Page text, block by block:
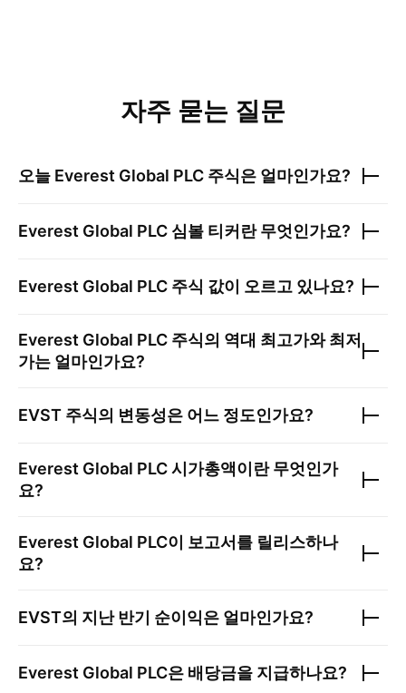
자주 묻는 질문
오늘 Everest Global PLC 주식은 얼마인가요?
Everest Global PLC 심볼 티커란 무엇인가요?
Everest Global PLC 주식 값이 오르고 있나요?
Everest Global PLC 주식의 역대 최고가와 최저
가는 얼마인가요?
EVST 주식의 변동성은 어느 정도인가요?
Everest Global PLC시가총액이란 무엇인가
요?
Everest Global PLC이 보고서를 릴리스하나
요?
EVST의 지난 반기 순이익은 얼마인가요?
Everest Global PLC은 배당금을 지급하나요?